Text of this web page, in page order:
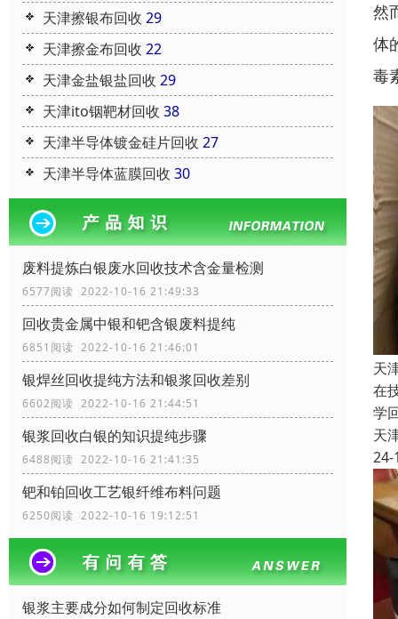
天津擦银布回收 29
天津擦金布回收 22
天津金盐银盐回收 29
天津ito铟靶材回收 38
天津半导体镀金硅片回收 27
天津半导体蓝膜回收 30
废料提炼白银废水回收技术含金量检测
6577阅读 2022-10-16 21:49:33
回收贵金属中银和钯含银废料提纯
6851阅读 2022-10-16 21:46:01
银焊丝回收提纯方法和银浆回收差别
6602阅读 2022-10-16 21:44:51
银浆回收白银的知识提纯步骤
6488阅读 2022-10-16 21:41:35
钯和铂回收工艺银纤维布料问题
6250阅读 2022-10-16 19:12:51
银浆主要成分如何制定回收标准
然
体
毒
天
在
学
天
24-